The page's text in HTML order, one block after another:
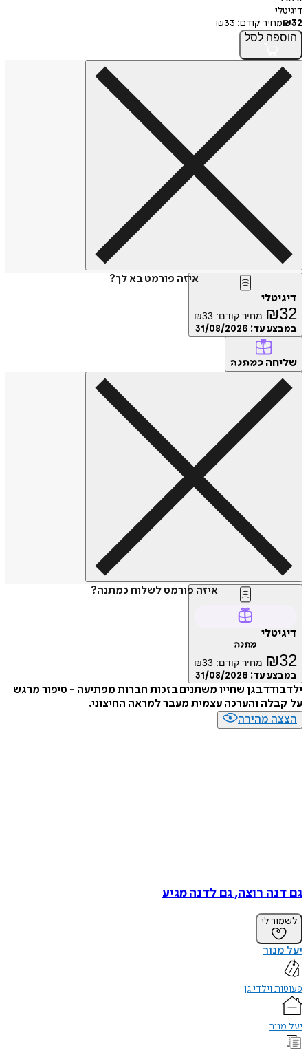
דיגיטלי
₪32 מחיר קודם: ₪33
הוספה לסל
איזה פורמט בא לך?
דיגיטלי
₪32 מחיר קודם: ₪33
במבצע עד: 31/08/2026
שליחה כמתנה
איזה פורמט לשלוח כמתנה?
דיגיטלי
מתנה
₪32 מחיר קודם: ₪33
במבצע עד: 31/08/2026
ילד בודד בגן שחייו משתנים בזכות חברות מפתיעה - סיפור מרגש
על קבלה והערכה עצמית מעבר למראה החיצוני.
הצצה מהירה
גם דנה רוצה, גם לדנה מגיע
לשמור לי
יעל מנור
פעוטות וילדי גן
יעל מנור